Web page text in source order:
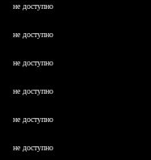
не доступно
не доступно
не доступно
не доступно
не доступно
не доступно